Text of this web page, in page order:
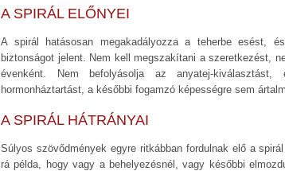
A SPIRÁL ELŐNYEI
A spirál hatásosan megakadályozza a teherbe esést,
biztonságot jelent. Nem kell megszakítani a szeretkezést,
évenként. Nem befolyásolja az anyatej-
hormonháztartást, a későbbi fogamzó képességre sem
A SPIRÁL HÁTRÁNYAI
Súlyos szövődmények egyre ritkábban fordulnak elő a
rá példa, hogy vagy a behelyezésnél, vagy későbbi